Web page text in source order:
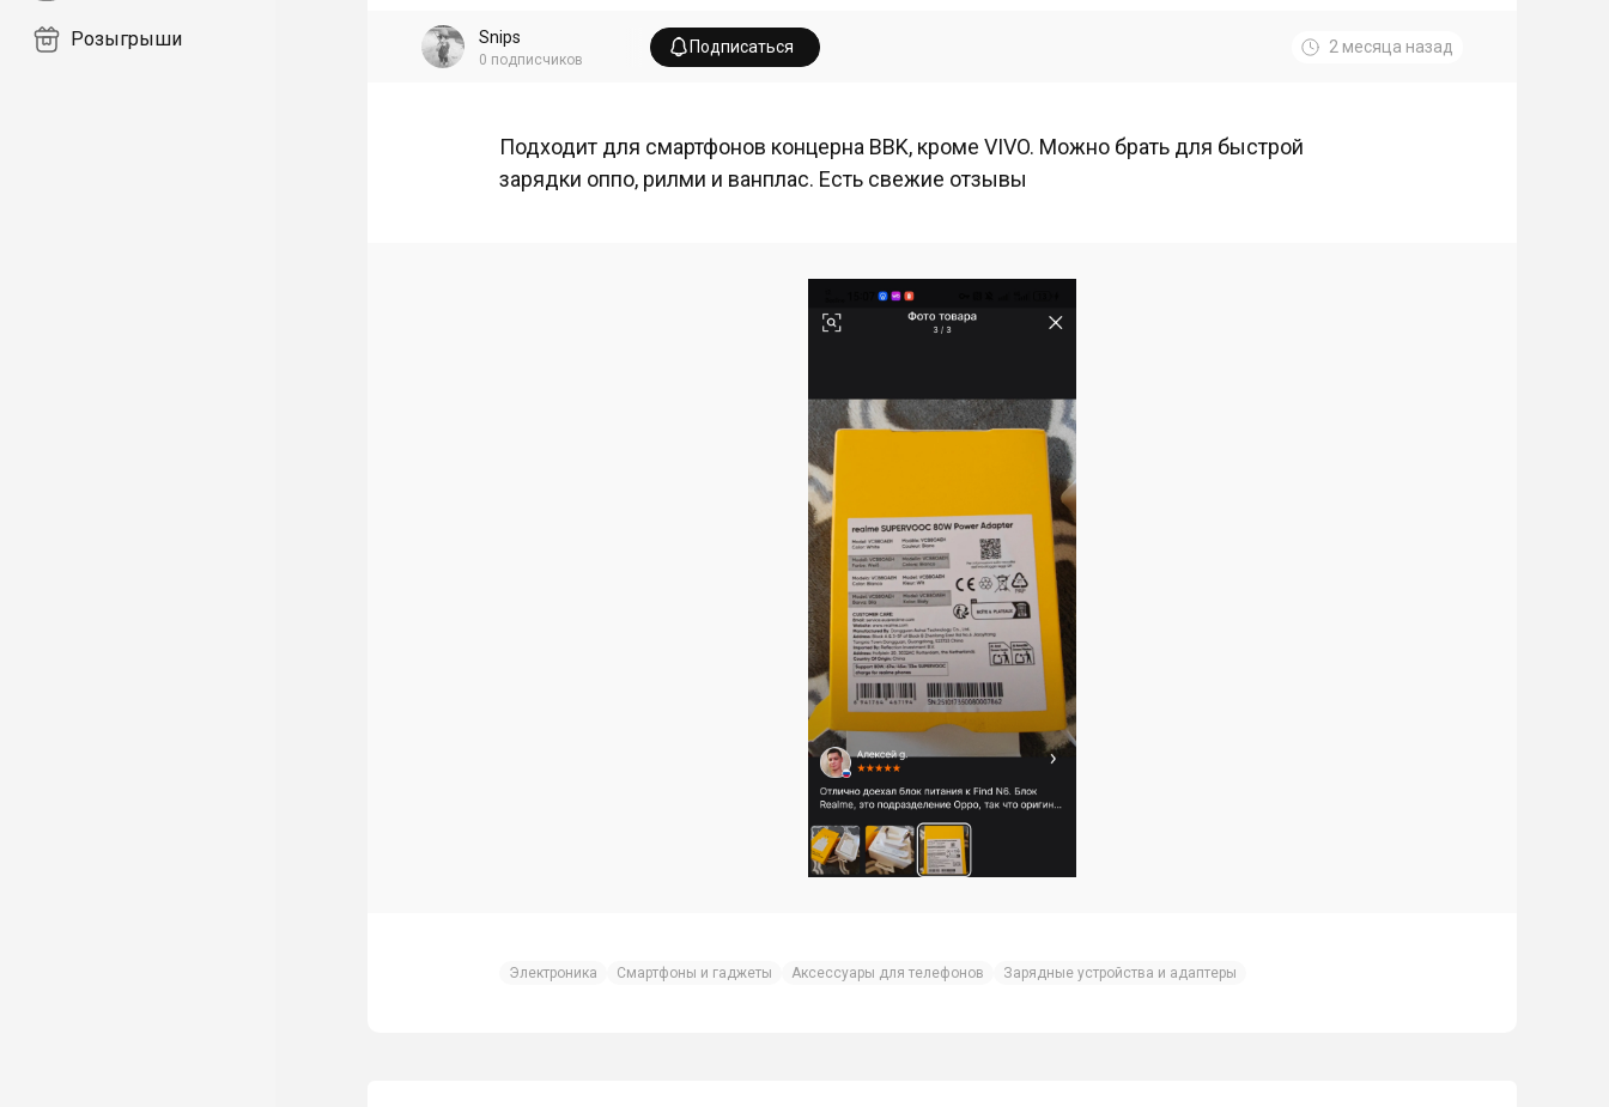
Розыгрыши Snips
0 подписчиков
Подписаться 2 месяца назад
Подходит для смартфонов концерна BBK, кроме VIVO. Можно брать для быстрой
зарядки оппо, рилми и ванплас. Есть свежие отзывы
Электроника Смартфоны и гаджеты Аксессуары для телефонов Зарядные устройства и адаптеры